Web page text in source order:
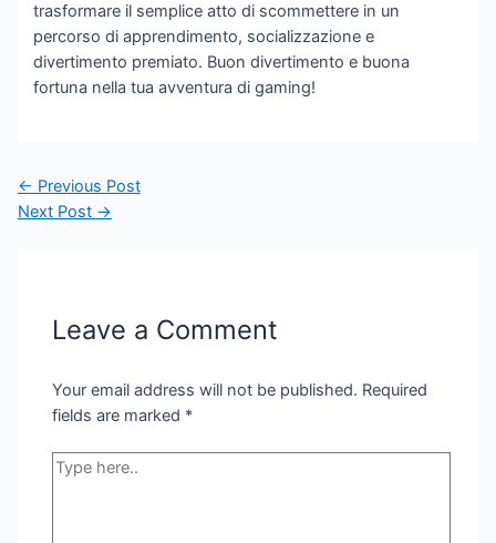
trasformare il semplice atto di scommettere in un
percorso di apprendimento, socializzazione e
divertimento premiato. Buon divertimento e buona
fortuna nella tua avventura di gaming!
Post
navigation
← Previous Post
Next Post →
Leave a Comment
Your email address will not be published. Required
fields are marked *
Type